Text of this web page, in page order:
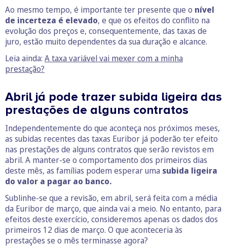
Ao mesmo tempo, é importante ter presente que o nível
de incerteza é elevado, e que os efeitos do conflito na
evolução dos preços e, consequentemente, das taxas de
juro, estão muito dependentes da sua duração e alcance.
Leia ainda: A taxa variável vai mexer com a minha
prestação?
Abril já pode trazer subida ligeira das
prestações de alguns contratos
Independentemente do que aconteça nos próximos meses,
as subidas recentes das taxas Euribor já poderão ter efeito
nas prestações de alguns contratos que serão revistos em
abril. A manter-se o comportamento dos primeiros dias
deste mês, as famílias podem esperar uma subida ligeira
do valor a pagar ao banco.
Sublinhe-se que a revisão, em abril, será feita com a média
da Euribor de março, que ainda vai a meio. No entanto, para
efeitos deste exercício, consideremos apenas os dados dos
primeiros 12 dias de março. O que aconteceria às
prestações se o mês terminasse agora?